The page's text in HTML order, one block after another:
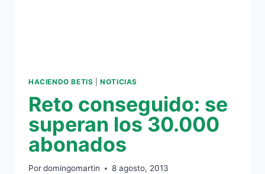
HACIENDO BETIS |NOTICIAS
Reto conseguido: se
superan los 30.000
abonados
Pordomingomartin 8 agosto, 2013